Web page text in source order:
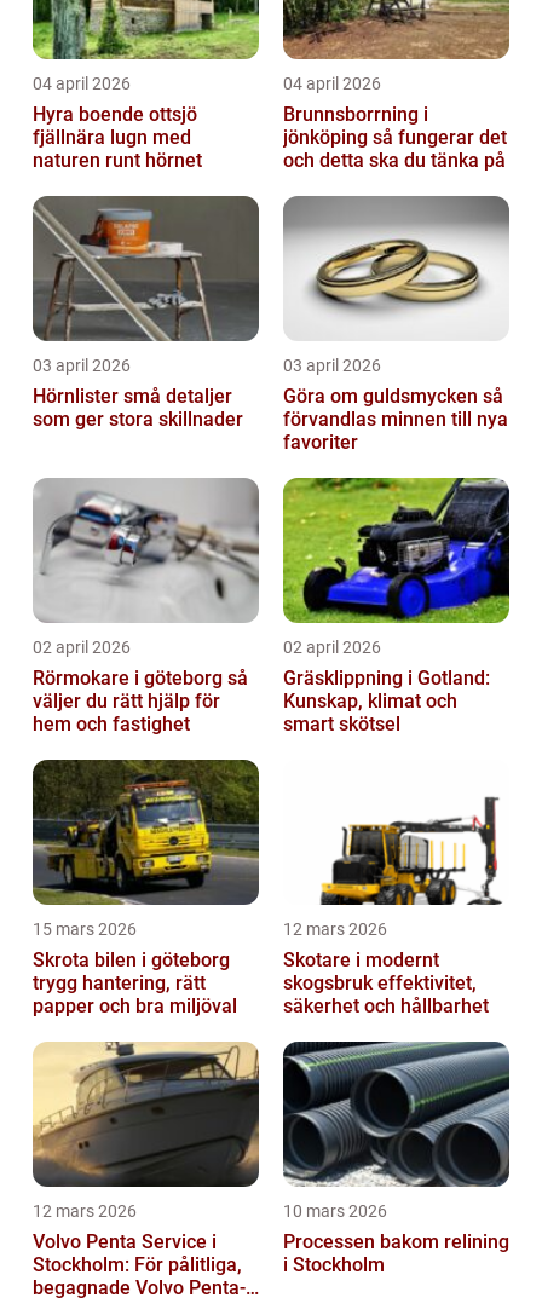
04 april 2026
Hyra boende ottsjö
fjällnära lugn med
naturen runt hörnet
04 april 2026
Brunnsborrning i
jönköping så fungerar det
och detta ska du tänka på
03 april 2026
Hörnlister små detaljer
som ger stora skillnader
03 april 2026
Göra om guldsmycken så
förvandlas minnen till nya
favoriter
02 april 2026
Rörmokare i göteborg så
väljer du rätt hjälp för
hem och fastighet
02 april 2026
Gräsklippning i Gotland:
Kunskap, klimat och
smart skötsel
15 mars 2026
Skrota bilen i göteborg
trygg hantering, rätt
papper och bra miljöval
12 mars 2026
Skotare i modernt
skogsbruk effektivitet,
säkerhet och hållbarhet
12 mars 2026
Volvo Penta Service i
Stockholm: För pålitliga,
begagnade Volvo Penta-
10 mars 2026
Processen bakom relining
i Stockholm